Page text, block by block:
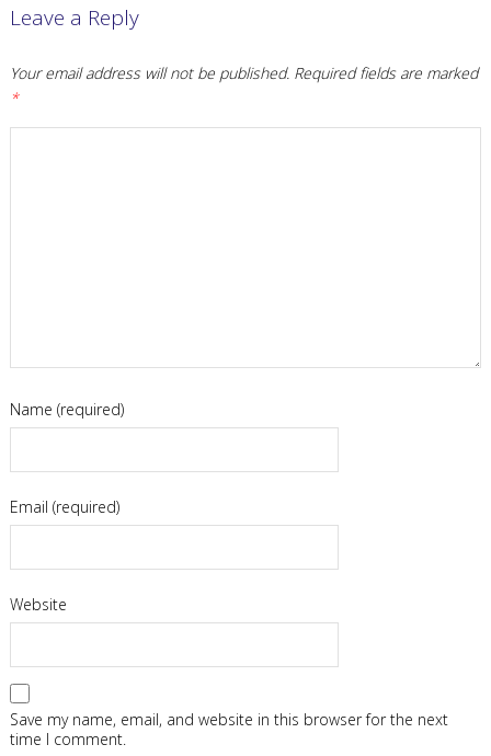
Leave a Reply
Your email address will not be published. Required fields are marked
*
Name (required)
Email (required)
Website
Save my name, email, and website in this browser for the next
time I comment.